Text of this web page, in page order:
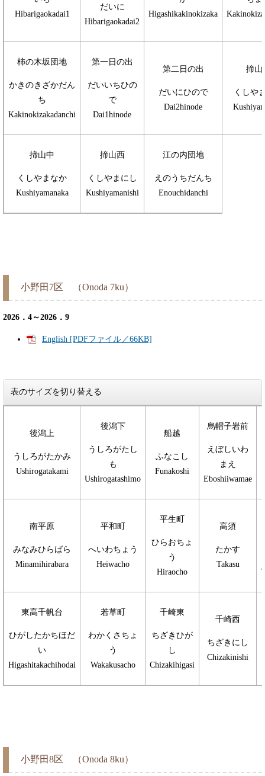
Hibarigaokadai1
だいに
Hibarigaokadai2
Higashikakinokizaka
柿の木坂団地
かきのきざかだん
ち
Kakinokizakadanchi
第一日の出
だいいちひの
で
Dai1hinode
第二日の出
だいにひので
Dai2hinode
揥山
くしや
揥山中
くしやまなか
Kushiyamanaka
揥山西
くしやまにし
Kushiyamanishi
江の内団地
えのうちだんち
Enouchidanchi
小野田7区 （Onoda 7ku）
2026．4～2026．9
English [PDFファイル／66KB]
表のサイズを切り替える
後潟上
うしろがたかみ
Ushirogatakami
後潟下
うしろがたし
も
Ushirogatashimo
船越
ふなこし
Funakoshi
烏帽子岩前
えぼしいわ
まえ
Eboshiiwamae
南平原
みなみひらばら
Minamihirabara
平和町
へいわちょう
Heiwacho
平生町
ひらおちょ
う
Hiraocho
高須
たかす
Takasu
東高千帆台
ひがしたかちほだ
い
Higashitakachihodai
若草町
わかくさちょ
う
Wakakusacho
千崎東
ちざきひが
し
Chizakihigasi
千崎西
ちざきにし
Chizakinishi
小野田8区 （Onoda 8ku）